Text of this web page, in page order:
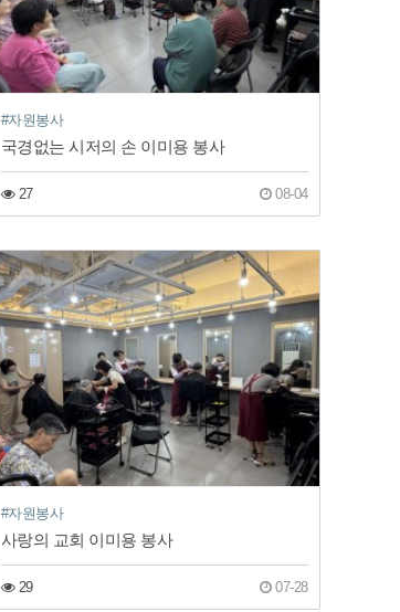
#자원봉사
국경없는 시저의 손 이미용 봉사
27 08-04
#자원봉사
사랑의 교회 이미용 봉사
29 07-28